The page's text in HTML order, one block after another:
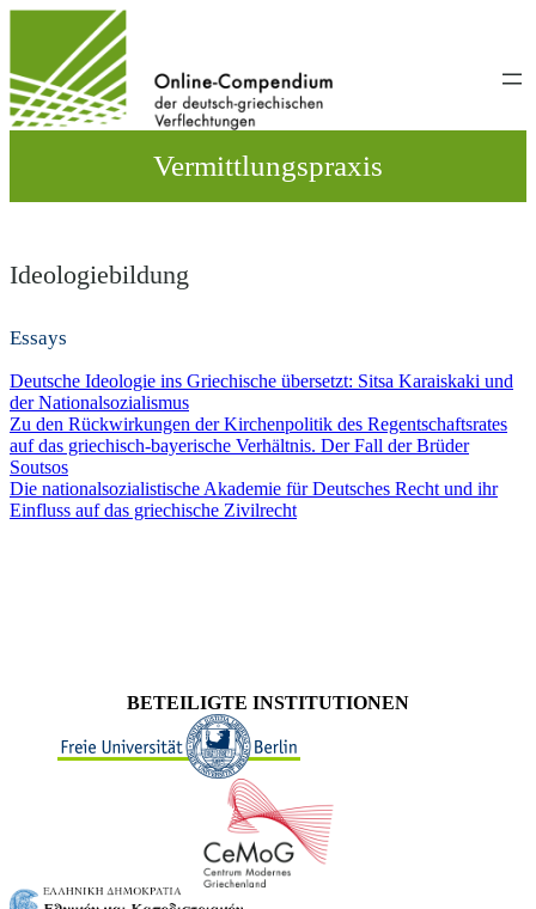
wechseln
Vermittlungspraxis
Ideologiebildung
Essays
Deutsche Ideologie ins Griechische übersetzt: Sitsa Karaiskaki und
der Nationalsozialismus
Zu den Rückwirkungen der Kirchenpolitik des Regentschaftsrates
auf das griechisch-bayerische Verhältnis. Der Fall der Brüder
Soutsos
Die nationalsozialistische Akademie für Deutsches Recht und ihr
Einfluss auf das griechische Zivilrecht
BETEILIGTE INSTITUTIONEN